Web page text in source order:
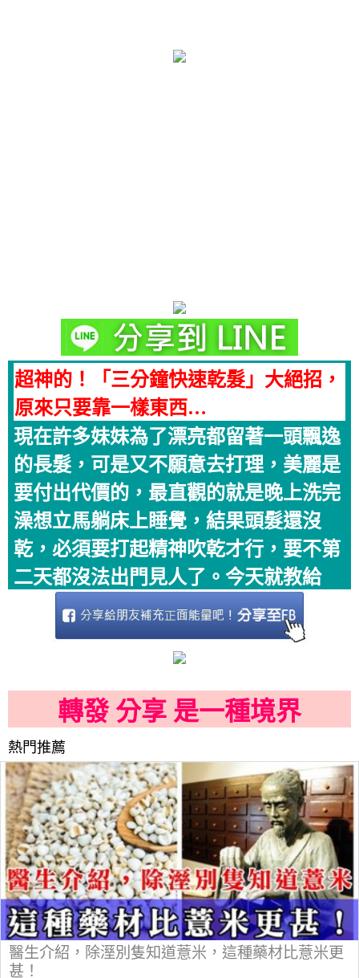
超神的！「三分鐘快速乾髮」大絕招，
原來只要靠一樣東西…
現在許多妹妹為了漂亮都留著一頭飄逸
的長髮，可是又不願意去打理，美麗是
要付出代價的，最直觀的就是晚上洗完
澡想立馬躺床上睡覺，結果頭髮還沒
乾，必須要打起精神吹乾才行，要不第
二天都沒法出門見人了。今天就教給
轉發 分享 是一種境界
熱門推薦
醫生介紹，除溼別隻知道薏米，這種藥材比薏米更
甚！